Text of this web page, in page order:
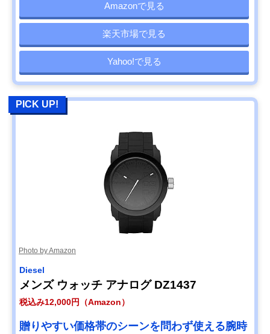
Amazonで見る
楽天市場で見る
Yahoo!で見る
PICK UP!
Photo by Amazon
Diesel
メンズ ウォッチ アナログ DZ1437
税込み12,000円（Amazon）
贈りやすい価格帯のシーンを問わず使える腕時